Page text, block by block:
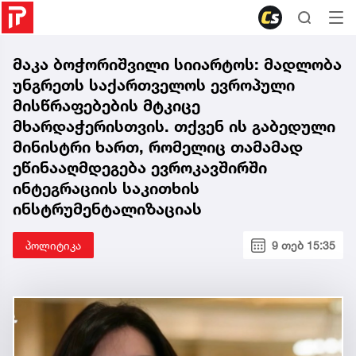
მაკა ბოჭორიშვილი სიიარტოს: მადლობა
უნგრეთს საქართველოს ევროპული
მისწრაფებების მტკიცე
მხარდაჭერისთვის. თქვენ ის გაბედული
მინისტრი ხართ, რომელიც თამამად
ეწინააღმდეგება ევროკავშირში
ინტეგრაციის საკითხის
ინსტრუმენტალიზაციას
პოლიტიკა 9 თებ 15:35